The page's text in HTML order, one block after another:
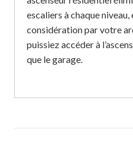
escaliers à chaque
considération par votre
puissiez accéder à
que le garage.